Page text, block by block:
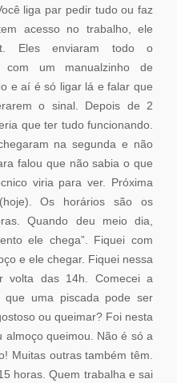
liga par pedir tudo ou faz
acesso no trabalho, ele
Eles enviaram todo o
com um manualzinho de
e aí é só ligar lá e falar que
o sinal. Depois de 2
que ter tudo funcionando.
na segunda e não
falou que não sabia o que
viria para ver. Próxima
Os horários são os
Quando deu meio dia,
ele chega”. Fiquei com
e ele chegar. Fiquei nessa
volta das 14h. Comecei a
uma piscada pode ser
ou queimar? Foi nesta
almoço queimou. Não é só a
Muitas outras também têm.
horas. Quem trabalha e sai